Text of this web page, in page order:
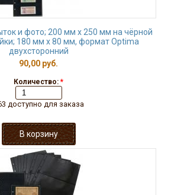
и фото; 200 мм х 250 мм на чёрной
180 мм х 80 мм, формат Optima
двухсторонний
90,00 руб.
Количество: *
доступно для заказа